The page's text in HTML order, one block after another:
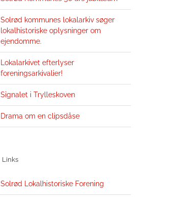
Solrød kommunes lokalarkiv søger
lokalhistoriske oplysninger om
ejendomme.
Lokalarkivet efterlyser
foreningsarkivalier!
Signalet i Trylleskoven
Drama om en clipsdåse
Links
Solrød Lokalhistoriske Forening